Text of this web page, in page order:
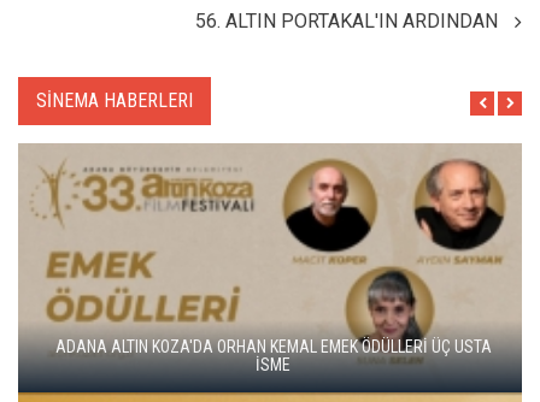
56. ALTIN PORTAKAL'IN ARDINDAN
SİNEMA HABERLERI
ALTIN KOZA'NIN ONUR ÖDÜLLERİ FERZAN ÖZPETEK VE VAHİDE
PERÇİN'İN